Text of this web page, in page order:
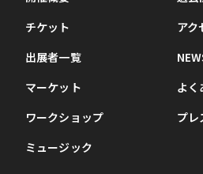
チケット
出展者一覧
マーケット
ワークショップ
ミュージック
アク
よく
プレ